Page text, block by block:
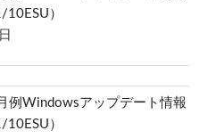
10ESU）
例Windowsアップデート情報
10ESU）